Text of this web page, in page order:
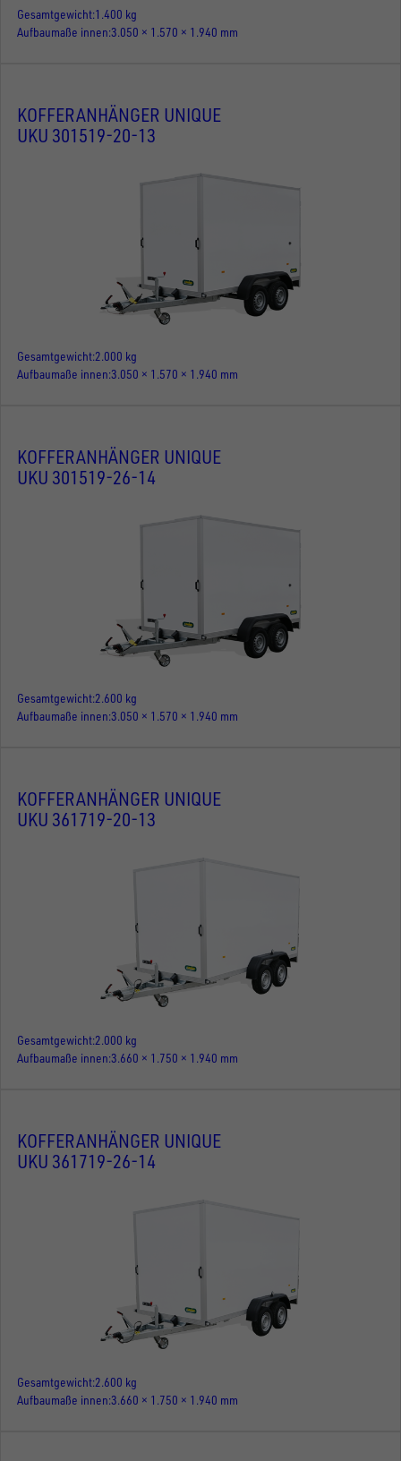
Gesamtgewicht 1.400 kg
Aufbaumaße innen 3.050 × 1.570 × 1.940 mm
KOFFERANHÄNGER UNIQUE
UKU 301519-20-13
Gesamtgewicht 2.000 kg
Aufbaumaße innen 3.050 × 1.570 × 1.940 mm
KOFFERANHÄNGER UNIQUE
UKU 301519-26-14
Gesamtgewicht 2.600 kg
Aufbaumaße innen 3.050 × 1.570 × 1.940 mm
KOFFERANHÄNGER UNIQUE
UKU 361719-20-13
Gesamtgewicht 2.000 kg
Aufbaumaße innen 3.660 × 1.750 × 1.940 mm
KOFFERANHÄNGER UNIQUE
UKU 361719-26-14
Gesamtgewicht 2.600 kg
Aufbaumaße innen 3.660 × 1.750 × 1.940 mm